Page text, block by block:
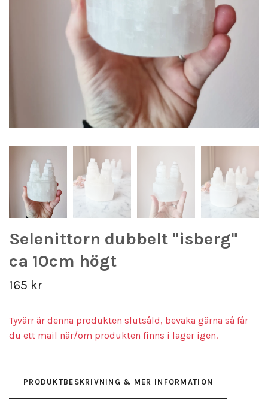
Selenittorn dubbelt "isberg"
ca 10cm högt
165 kr
Tyvärr är denna produkten slutsåld, bevaka gärna så får
du ett mail när/om produkten finns i lager igen.
PRODUKTBESKRIVNING & MER INFORMATION